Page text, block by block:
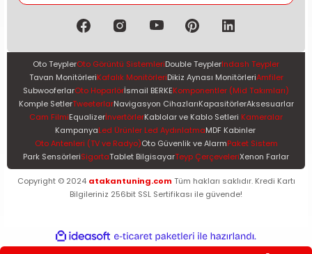
Oto TeyplerOto Görüntü SistemleriDouble TeyplerIndash Teypler
Tavan MonitörleriKafalık MonitörleriDikiz Aynası MonitörleriAmfiler
SubwooferlarOto Hoparlörİsmail BERKEKomponentler (Mid Takımları)
Komple SetlerTweeterlarNavigasyon CihazlarıKapasitörlerAksesuarlar
Cam FilmiEqualizerİnvertörlerKablolar ve Kablo Setleri Kameralar
KampanyaLed Ürünler Led AydınlatmaMDF Kabinler
Oto Antenleri (TV ve Radyo)Oto Güvenlik ve AlarmPaket Sistem
Park SensörleriSigortaTablet BilgisayarTeyp ÇerçeveleriXenon Farlar
Copyright © 2024 atakantuning.com Tüm hakları saklıdır. Kredi Kartı
Bilgileriniz 256bit SSL Sertifikası ile güvende!
ideasoft
e-
ticaret
hazırlandı.